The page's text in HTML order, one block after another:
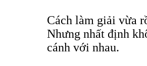
Cách làm giải vừa
Nhưng nhất định
cánh với nhau.